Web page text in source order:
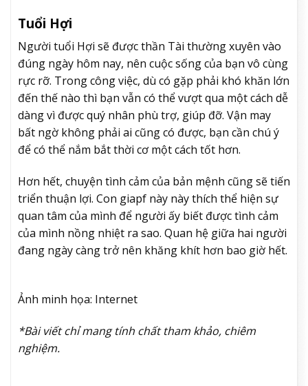
Tuổi Hợi
Người tuổi Hợi sẽ được thần Tài thường xuyên vào
đúng ngày hôm nay, nên cuộc sống của bạn vô cùng
rực rỡ. Trong công việc, dù có gặp phải khó khăn lớn
đến thế nào thì bạn vẫn có thể vượt qua một cách dễ
dàng vì được quý nhân phù trợ, giúp đỡ. Vận may
bất ngờ không phải ai cũng có được, bạn cần chú ý
để có thể nắm bắt thời cơ một cách tốt hơn.
Hơn hết, chuyện tình cảm của bản mệnh cũng sẽ tiến
triển thuận lợi. Con giapf này này thích thể hiện sự
quan tâm của mình để người ấy biết được tình cảm
của mình nồng nhiệt ra sao. Quan hệ giữa hai người
đang ngày càng trở nên khăng khít hơn bao giờ hết.
Ảnh minh họa: Internet
*Bài viết chỉ mang tính chất tham khảo, chiêm
nghiệm.